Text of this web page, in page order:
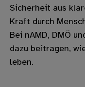
Sicherheit aus
Kraft durch
Bei nAMD, DMÖ
dazu beitragen,
leben.